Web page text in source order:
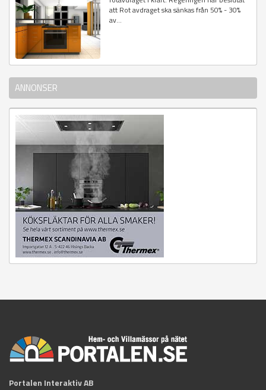
att Rot avdraget ska sänkas från 50% - 30%
av...
ANNONSER
Portalen Interaktiv AB